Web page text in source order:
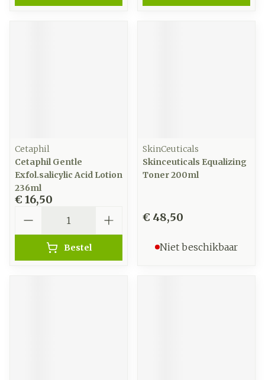
Cetaphil
Cetaphil Gentle
Exfol.salicylic Acid Lotion
236ml
€ 16,50
Bestel
SkinCeuticals
Skinceuticals Equalizing
Toner 200ml
€ 48,50
Niet beschikbaar